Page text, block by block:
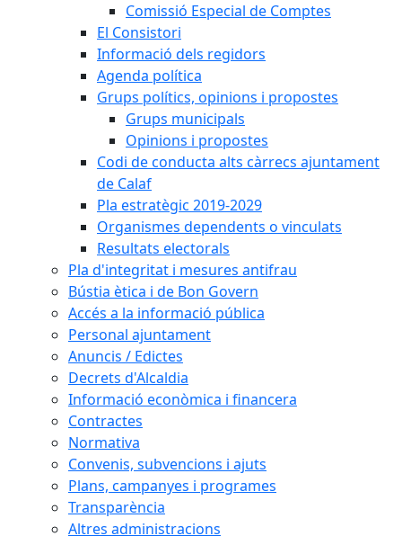
Comissió Especial de Comptes
El Consistori
Informació dels regidors
Agenda política
Grups polítics, opinions i propostes
Grups municipals
Opinions i propostes
Codi de conducta alts càrrecs ajuntament
de Calaf
Pla estratègic 2019-2029
Organismes dependents o vinculats
Resultats electorals
Pla d'integritat i mesures antifrau
Bústia ètica i de Bon Govern
Accés a la informació pública
Personal ajuntament
Anuncis / Edictes
Decrets d'Alcaldia
Informació econòmica i financera
Contractes
Normativa
Convenis, subvencions i ajuts
Plans, campanyes i programes
Transparència
Altres administracions